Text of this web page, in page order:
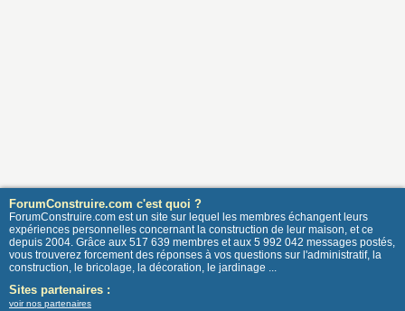
ForumConstruire.com c'est quoi ?
ForumConstruire.com est un site sur lequel les membres échangent leurs
expériences personnelles concernant la construction de leur maison, et ce
depuis 2004. Grâce aux 517 639 membres et aux 5 992 042 messages postés,
vous trouverez forcement des réponses à vos questions sur l'administratif, la
construction, le bricolage, la décoration, le jardinage ...
Sites partenaires :
voir nos partenaires